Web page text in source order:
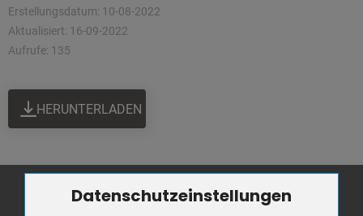
Erstellungsdatum: 10-08-2022
Aktualisiert: 16-09-2022
Aufrufe: 135
HERUNTERLADEN
Zum Betrieb der Seite notwendige Cookies / Drittanbieter:
Datenschutzeinstellungen